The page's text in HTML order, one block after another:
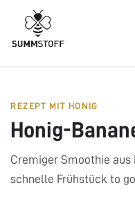
Zum Inhalt springen
REZEPT MIT HONIG
Honig-
Cremiger Smoothie aus
schnelle Frühstück to